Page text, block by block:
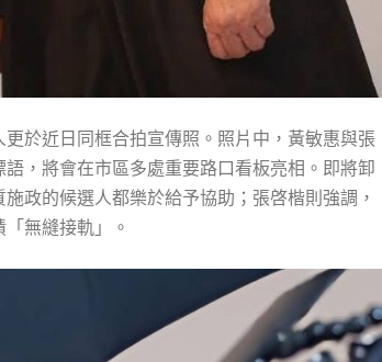
於近日同框合拍宣傳照。照片中，黃敏惠與張
，將會在市區多處重要路口看板亮相。即將卸
政的候選人都樂於給予協助；張啓楷則強調，
無縫接軌」。